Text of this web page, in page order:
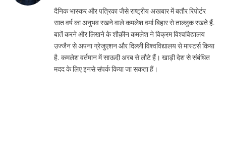
दैनिक भास्कर और पत्रिका जैसे राष्ट्रीय अखबार में बतौर रिपोर्टर
सात वर्ष का अनुभव रखने वाले कमलेश वर्मा बिहार से ताल्लुक रखते हैं.
बातें करने और लिखने के शौक़ीन कमलेश ने विक्रम विश्वविद्यालय
उज्जैन से अपना ग्रेजुएशन और दिल्ली विश्वविद्यालय से मास्टर्स किया
है. कमलेश वर्तमान में साऊदी अरब से लौटे हैं। खाड़ी देश से संबंधित
मदद के लिए इनसे संपर्क किया जा सकता हैं।